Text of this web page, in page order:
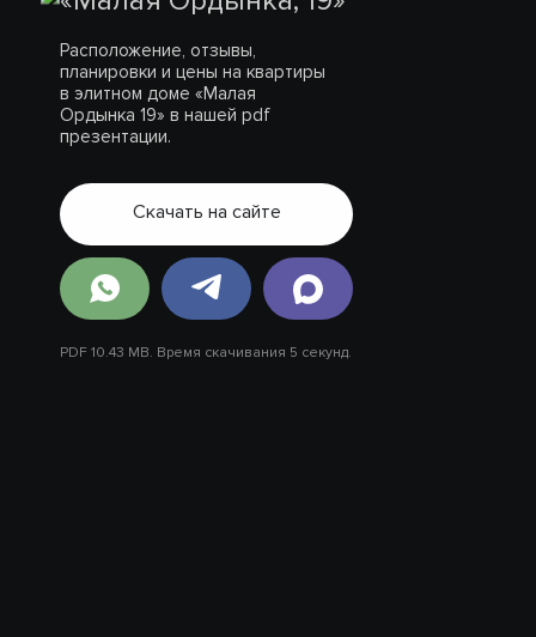
Расположение, отзывы,
планировки и цены на квартиры
в элитном доме «Малая
Ордынка 19» в нашей pdf
презентации.
Скачать на сайте
PDF 10.43 MB. Время скачивания 5 секунд.